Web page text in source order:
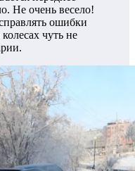
Не очень весело!
ошибки
чуть не